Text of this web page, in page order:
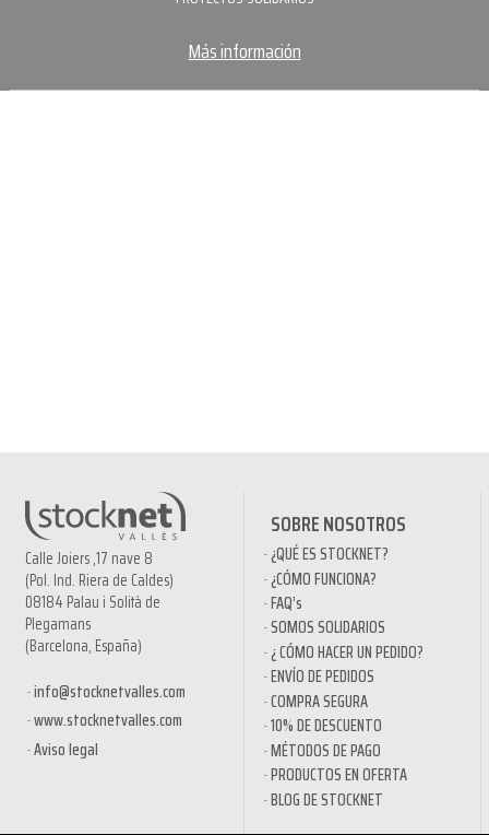
Más información
Calle Joiers ,17 nave 8
(Pol. Ind. Riera de Caldes)
08184 Palau i Solità de
Plegamans
(Barcelona, España)
info@stocknetvalles.com
www.stocknetvalles.com
Aviso legal
SOBRE NOSOTROS
¿QUÉ ES STOCKNET?
¿CÓMO FUNCIONA?
FAQ’s
SOMOS SOLIDARIOS
¿ CÓMO HACER UN PEDIDO?
ENVÍO DE PEDIDOS
COMPRA SEGURA
10% DE DESCUENTO
MÉTODOS DE PAGO
PRODUCTOS EN OFERTA
BLOG DE STOCKNET